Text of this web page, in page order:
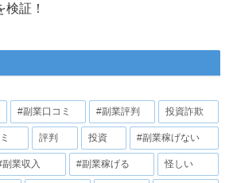
検証！
#副業口コミ #副業評判 投資詐欺
評判 投資 #副業稼げない
副業収入 #副業稼げる 怪しい